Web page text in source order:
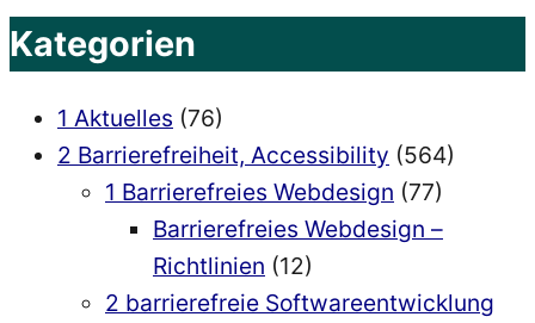
Kategorien
1 Aktuelles (76)
2 Barrierefreiheit, Accessibility (564)
1 Barrierefreies Webdesign (77)
Barrierefreies Webdesign –
Richtlinien (12)
2 barrierefreie Softwareentwicklung